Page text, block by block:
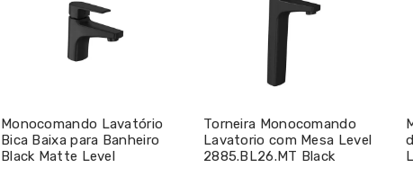
Monocomando Lavatório
Bica Baixa para Banheiro
Black Matte Level
Torneira Monocomando
Lavatorio com Mesa Level
2885.BL26.MT Black